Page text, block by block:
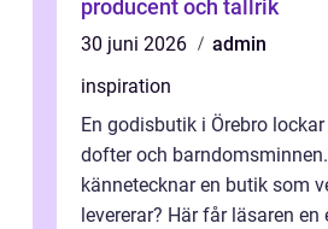
producent och tallrik
30 juni 2026
admin
inspiration
En godisbutik i Örebro
dofter och
kännetecknar en butik som
levererar? Här får läsaren en